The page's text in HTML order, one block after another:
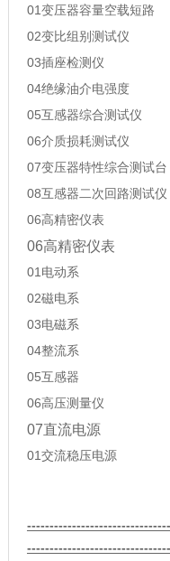
01变压器容量空载短路
02变比组别测试仪
03插座检测仪
04绝缘油介电强度
05互感器综合测试仪
06介质损耗测试仪
07变压器特性综合测试台
08互感器二次回路测试仪
06高精密仪表
06高精密仪表
01电动系
02磁电系
03电磁系
04整流系
05互感器
06高压测量仪
07直流电源
01交流稳压电源